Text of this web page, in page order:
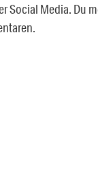
Social Media. Du